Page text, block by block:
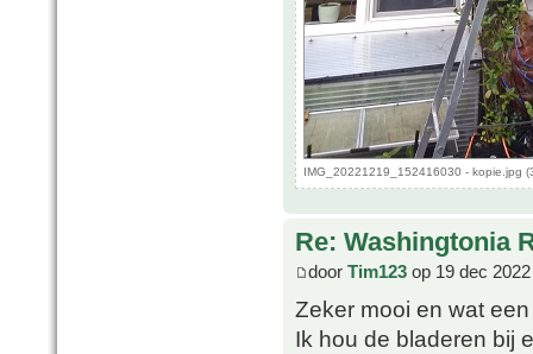
IMG_20221219_152416030 - kopie.jpg
Re: Washingtonia
door Tim123 op 19 dec
Zeker mooi en wat
Ik hou de bladeren bij